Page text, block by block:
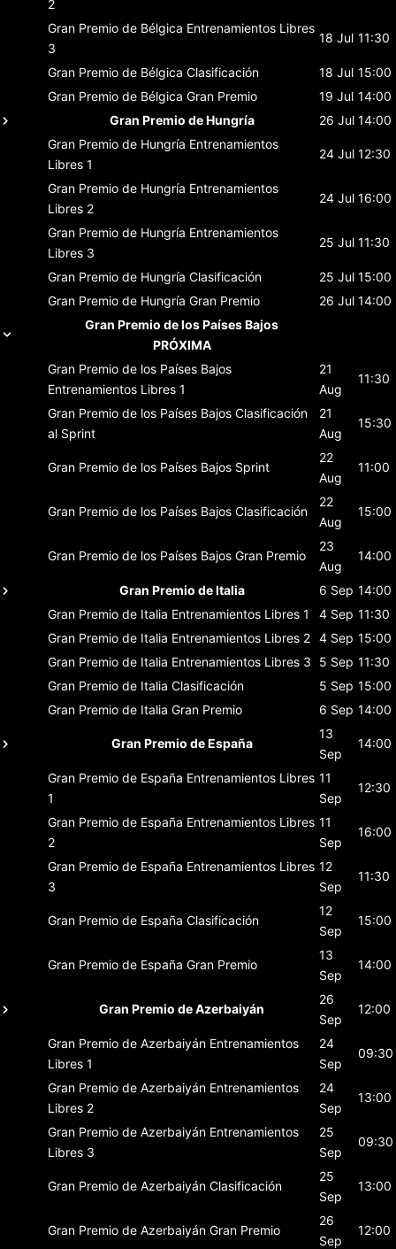
2
Gran Premio de Bélgica Entrenamientos Libres
3
18 Jul 11:30
Gran Premio de Bélgica Clasificación 18 Jul 15:00
Gran Premio de Bélgica Gran Premio 19 Jul 14:00
Gran Premio de Hungría
26 Jul 14:00
Gran Premio de Hungría Entrenamientos
Libres 1
24 Jul 12:30
Gran Premio de Hungría Entrenamientos
Libres 2
24 Jul 16:00
Gran Premio de Hungría Entrenamientos
Libres 3
25 Jul 11:30
Gran Premio de Hungría Clasificación 25 Jul 15:00
Gran Premio de Hungría Gran Premio 26 Jul 14:00
Gran Premio de los Países Bajos
PRÓXIMA
Gran Premio de los Países Bajos
Entrenamientos Libres 1
21
Aug
11:30
Gran Premio de los Países Bajos Clasificación
al Sprint
21
Aug
15:30
Gran Premio de los Países Bajos Sprint
22
Aug
11:00
Gran Premio de los Países Bajos Clasificación
22
Aug
15:00
Gran Premio de los Países Bajos Gran Premio
23
Aug
14:00
Gran Premio de Italia 6 Sep 14:00
Gran Premio de Italia Entrenamientos Libres 1 4 Sep 11:30
Gran Premio de Italia Entrenamientos Libres 2 4 Sep 15:00
Gran Premio de Italia Entrenamientos Libres 3 5 Sep 11:30
Gran Premio de Italia Clasificación 5 Sep 15:00
Gran Premio de Italia Gran Premio 6 Sep 14:00
Gran Premio de España
13
Sep
14:00
Gran Premio de España Entrenamientos Libres
1
11
Sep
12:30
Gran Premio de España Entrenamientos Libres
2
11
Sep
16:00
Gran Premio de España Entrenamientos Libres
3
12
Sep
11:30
Gran Premio de España Clasificación
12
Sep
15:00
Gran Premio de España Gran Premio
13
Sep
14:00
Gran Premio de Azerbaiyán
26
Sep
12:00
Gran Premio de Azerbaiyán Entrenamientos
Libres 1
24
Sep
09:30
Gran Premio de Azerbaiyán Entrenamientos
Libres 2
24
Sep
13:00
Gran Premio de Azerbaiyán Entrenamientos
Libres 3
25
Sep
09:30
Gran Premio de Azerbaiyán Clasificación
25
Sep
13:00
Gran Premio de Azerbaiyán Gran Premio
26
Sep
12:00